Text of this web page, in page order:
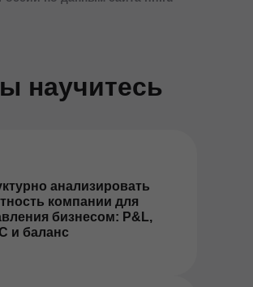
научитесь
анализировать
компании для
бизнесом: P&L,
и баланс